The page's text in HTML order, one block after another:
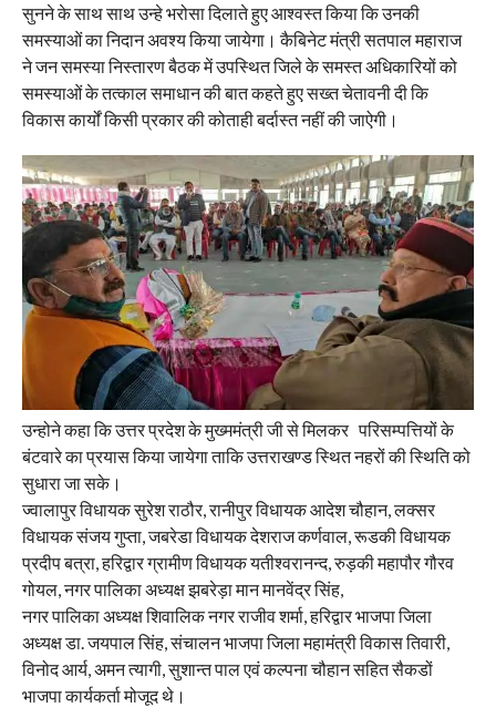
सुनने के साथ साथ उन्हे भरोसा दिलाते हुए आश्वस्त किया कि उनकी
समस्याओं का निदान अवश्य किया जायेगा। कैबिनेट मंत्री सतपाल महाराज
ने जन समस्या निस्तारण बैठक में उपस्थित जिले के समस्त अधिकारियों को
समस्याओं के तत्काल समाधान की बात कहते हुए सख्त चेतावनी दी कि
विकास कार्यों किसी प्रकार की कोताही बर्दास्त नहीं की जाऐगी।
उन्होने कहा कि उत्तर प्रदेश के मुख्ममंत्री जी से मिलकर परिसम्पत्तियों के
बंटवारे का प्रयास किया जायेगा ताकि उत्तराखण्ड स्थित नहरों की स्थिति को
सुधारा जा सके।
ज्वालापुर विधायक सुरेश राठौर, रानीपुर विधायक आदेश चौहान, लक्सर
विधायक संजय गुप्ता, जबरेडा विधायक देशराज कर्णवाल, रूडकी विधायक
प्रदीप बत्रा, हरिद्वार ग्रामीण विधायक यतीश्वरानन्द, रुड़की महापौर गौरव
गोयल, नगर पालिका अध्यक्ष झबरेड़ा मान मानवेंद्र सिंह,
नगर पालिका अध्यक्ष शिवालिक नगर राजीव शर्मा, हरिद्वार भाजपा जिला
अध्यक्ष डा. जयपाल सिंह, संचालन भाजपा जिला महामंत्री विकास तिवारी,
विनोद आर्य, अमन त्यागी, सुशान्त पाल एवं कल्पना चौहान सहित सैकडों
भाजपा कार्यकर्ता मोजूद थे।